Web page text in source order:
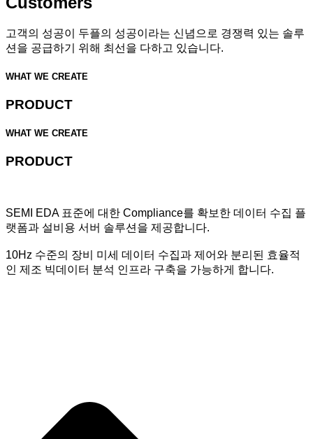
고객의 성공이 두플의 성공이라는 신념으로 경쟁력 있는 솔루
션을 공급하기 위해 최선을 다하고 있습니다.
WHAT WE CREATE
PRODUCT
WHAT WE CREATE
PRODUCT
SEMI EDA 표준에 대한 Compliance를 확보한 데이터 수집 플
랫폼과 설비용 서버 솔루션을 제공합니다.
10Hz 수준의 장비 미세 데이터 수집과 제어와 분리된 효율적
인 제조 빅데이터 분석 인프라 구축을 가능하게 합니다.